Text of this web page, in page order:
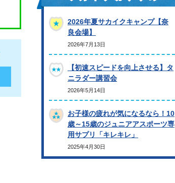
2026年夏サカイクキャンプ【奈
良会場】
2026年7月13日
【初速スピードを向上させる】タ
ニラダー講習会
2026年5月14日
お子様の疲れが気になるなら！10
歳～15歳のジュニアアスポーツ専
用サプリ「キレキレ」
2025年4月30日